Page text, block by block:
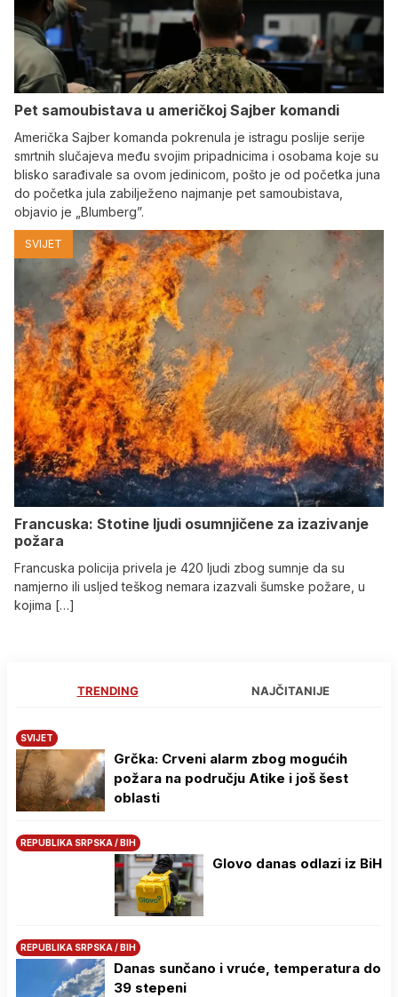
Pet samoubistava u američkoj Sajber komandi
Američka Sajber komanda pokrenula je istragu poslije serije
smrtnih slučajeva među svojim pripadnicima i osobama koje su
blisko sarađivale sa ovom jedinicom, pošto je od početka juna
do početka jula zabilježeno najmanje pet samoubistava,
objavio je „Blumberg”.
SVIJET
Francuska: Stotine ljudi osumnjičene za izazivanje
požara
Francuska policija privela je 420 ljudi zbog sumnje da su
namjerno ili usljed teškog nemara izazvali šumske požare, u
kojima […]
TRENDING NAJČITANIJE
SVIJET
Grčka: Crveni alarm zbog mogućih
požara na području Atike i još šest
oblasti
REPUBLIKA SRPSKA / BIH
Glovo danas odlazi iz BiH
REPUBLIKA SRPSKA / BIH
Danas sunčano i vruće, temperatura do
39 stepeni